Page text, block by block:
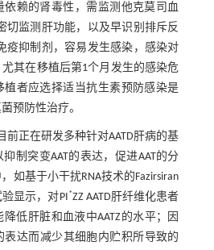
赖的肾毒性，需监测他克莫司血
监测肝功能，以及早识别排斥反
抑制剂，容易发生感染，感染对
其在移植后第1个月发生的感染危
植者应选择适当抗生素预防感染是
预防性治疗。
前正在研发多种针对AATD肝病的基
制突变AAT的表达，促进AAT的分
如基于小干扰RNA技术的Fazirsiran
显示，对PI *ZZ AATD肝纤维化患者
低肝脏和血液中AATZ的水平；因
表达而减少其细胞内贮积所导致的